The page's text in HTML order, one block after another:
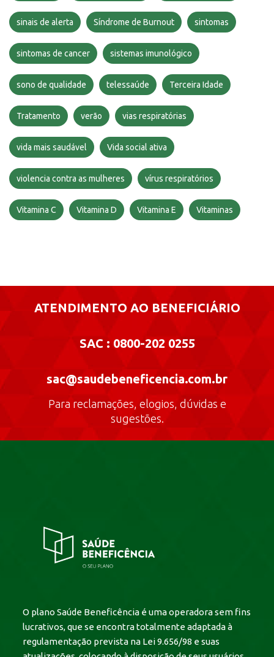
sinais de alerta Síndrome de Burnout sintomas
sintomas de cancer sistemas imunológico
sono de qualidade telessaúde Terceira Idade
Tratamento verão vias respiratórias
vida mais saudável Vida social ativa
violencia contra as mulheres vírus respiratórios
Vitamina C Vitamina D Vitamina E Vitaminas
ATENDIMENTO AO BENEFICIÁRIO
SAC : 0800-202 0255
sac@saudebeneficencia.com.br
Para reclamações, elogios, dúvidas e
sugestões.
O plano Saúde Beneficência é uma operadora sem fins
lucrativos, que se encontra totalmente adaptada à
regulamentação prevista na Lei 9.656/98 e suas